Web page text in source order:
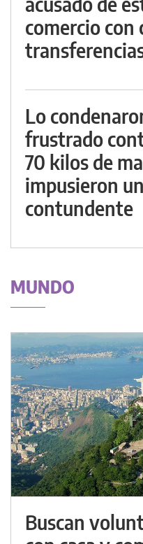
comercio con
Lo
frustrado
70 kilos de
impusieron
contundente
MUNDO
Buscan